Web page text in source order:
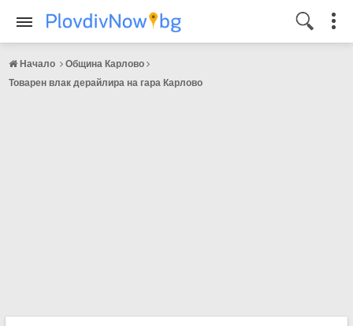
Начало
Община Карлово
Товарен влак дерайлира на гара Карлово